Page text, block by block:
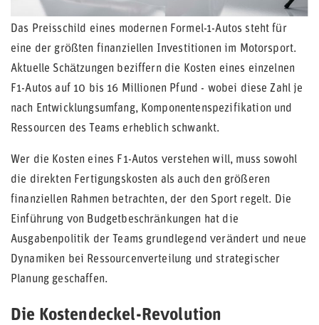
Das Preisschild eines modernen Formel-1-Autos steht für
eine der größten finanziellen Investitionen im Motorsport.
Aktuelle Schätzungen beziffern die Kosten eines einzelnen
F1-Autos auf 10 bis 16 Millionen Pfund - wobei diese Zahl je
nach Entwicklungsumfang, Komponentenspezifikation und
Ressourcen des Teams erheblich schwankt.
Wer die Kosten eines F1-Autos verstehen will, muss sowohl
die direkten Fertigungskosten als auch den größeren
finanziellen Rahmen betrachten, der den Sport regelt. Die
Einführung von Budgetbeschränkungen hat die
Ausgabenpolitik der Teams grundlegend verändert und neue
Dynamiken bei Ressourcenverteilung und strategischer
Planung geschaffen.
Die Kostendeckel-Revolution